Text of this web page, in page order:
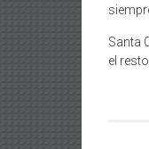
Santa
el